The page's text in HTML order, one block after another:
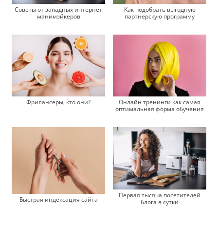
Советы от западных интернет
манимэйкеров
Как подобрать выгодную
партнерскую программу
Фрилансеры, кто они?
Онлайн тренинги как самая
оптимальная форма обучения
Быстрая индексация сайта
Первая тысяча посетителей
блога в сутки